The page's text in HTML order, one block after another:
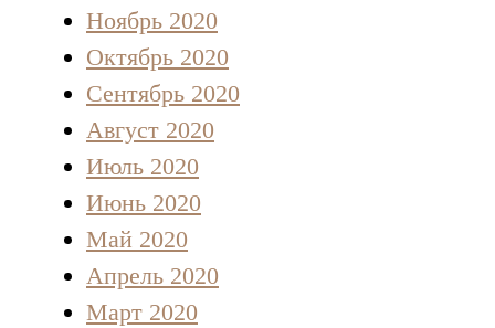
Ноябрь 2020
Октябрь 2020
Сентябрь 2020
Август 2020
Июль 2020
Июнь 2020
Май 2020
Апрель 2020
Март 2020